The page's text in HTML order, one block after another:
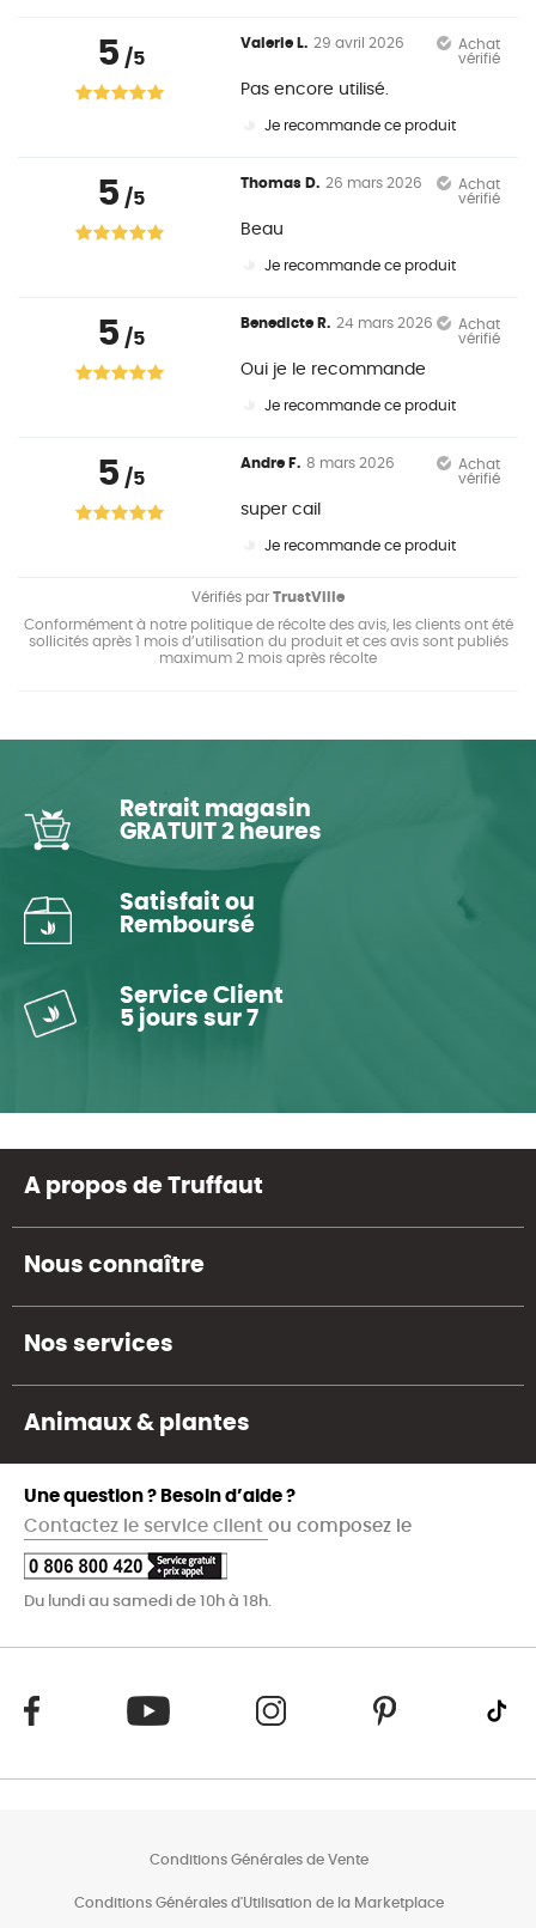
5 /5
Valerie L. 29 avril 2026
Achat
vérifié
Pas encore utilisé.
Je recommande ce produit
5 /5
Thomas D. 26 mars 2026
Achat
vérifié
Beau
Je recommande ce produit
5 /5
Benedicte R. 24 mars 2026
Achat
vérifié
Oui je le recommande
Je recommande ce produit
5 /5
Andre F. 8 mars 2026
Achat
vérifié
super cail
Je recommande ce produit
Vérifiés par TrustVille
Conformément à notre politique de récolte des avis, les clients ont été
sollicités après 1 mois d’utilisation du produit et ces avis sont publiés
maximum 2 mois après récolte
Retrait magasin
GRATUIT 2 heures
Satisfait ou
Remboursé
Service Client
5 jours sur 7
A propos de Truffaut
Nous connaître
Nos services
Animaux & plantes
Une question ? Besoin d’aide ?
Contactez le service client ou composez le
Du lundi au samedi de 10h à 18h.
Conditions Générales de Vente
Conditions Générales d'Utilisation de la Marketplace